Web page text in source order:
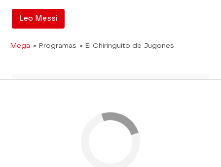
Leo Messi
Mega » Programas » El Chiringuito de Jugones